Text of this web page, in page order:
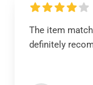
The item
definitely